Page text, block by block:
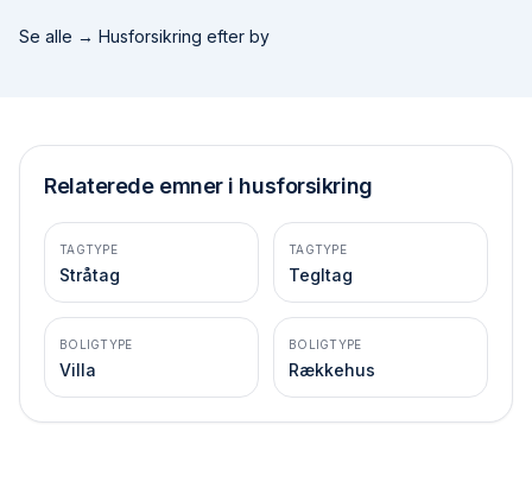
Se alle → Husforsikring efter by
Relaterede emner i husforsikring
TAGTYPE
Stråtag
TAGTYPE
Tegltag
BOLIGTYPE
Villa
BOLIGTYPE
Rækkehus